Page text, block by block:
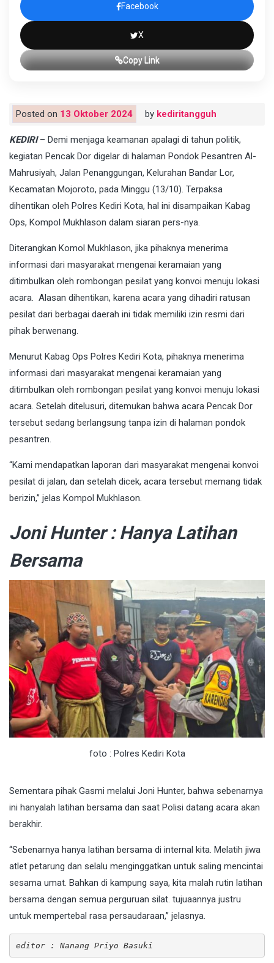
Facebook
X
Copy Link
Posted on 13 Oktober 2024 by kediritangguh
KEDIRI– Demi menjaga keamanan apalagi di tahun politik,
kegiatan Pencak Dor digelar di halaman Pondok Pesantren Al-
Mahrusiyah, Jalan Penanggungan, Kelurahan Bandar Lor,
Kecamatan Mojoroto, pada Minggu (13/10). Terpaksa
dihentikan oleh Polres Kediri Kota, hal ini disampaikan Kabag
Ops, Kompol Mukhlason dalam siaran pers-nya.
Diterangkan Komol Mukhlason, jika pihaknya menerima
informasi dari masyarakat mengenai keramaian yang
ditimbulkan oleh rombongan pesilat yang konvoi menuju lokasi
acara. Alasan dihentikan, karena acara yang dihadiri ratusan
pesilat dari berbagai daerah ini tidak memiliki izin resmi dari
pihak berwenang.
Menurut Kabag Ops Polres Kediri Kota, pihaknya menerima
informasi dari masyarakat mengenai keramaian yang
ditimbulkan oleh rombongan pesilat yang konvoi menuju lokasi
acara. Setelah ditelusuri, ditemukan bahwa acara Pencak Dor
tersebut sedang berlangsung tanpa izin di halaman pondok
pesantren.
“Kami mendapatkan laporan dari masyarakat mengenai konvoi
pesilat di jalan, dan setelah dicek, acara tersebut memang tidak
berizin,” jelas Kompol Mukhlason.
Joni Hunter : Hanya Latihan
Bersama
foto : Polres Kediri Kota
Sementara pihak Gasmi melalui Joni Hunter, bahwa sebenarnya
ini hanyalah latihan bersama dan saat Polisi datang acara akan
berakhir.
“Sebenarnya hanya latihan bersama di internal kita. Melatih jiwa
atlet petarung dan selalu menginggatkan untuk saling mencintai
sesama umat. Bahkan di kampung saya, kita malah rutin latihan
bersama dengan semua perguruan silat. tujuaannya justru
untuk mempertebal rasa persaudaraan,” jelasnya.
editor : Nanang Priyo Basuki